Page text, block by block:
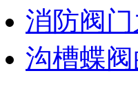
消防阀
沟槽蝶